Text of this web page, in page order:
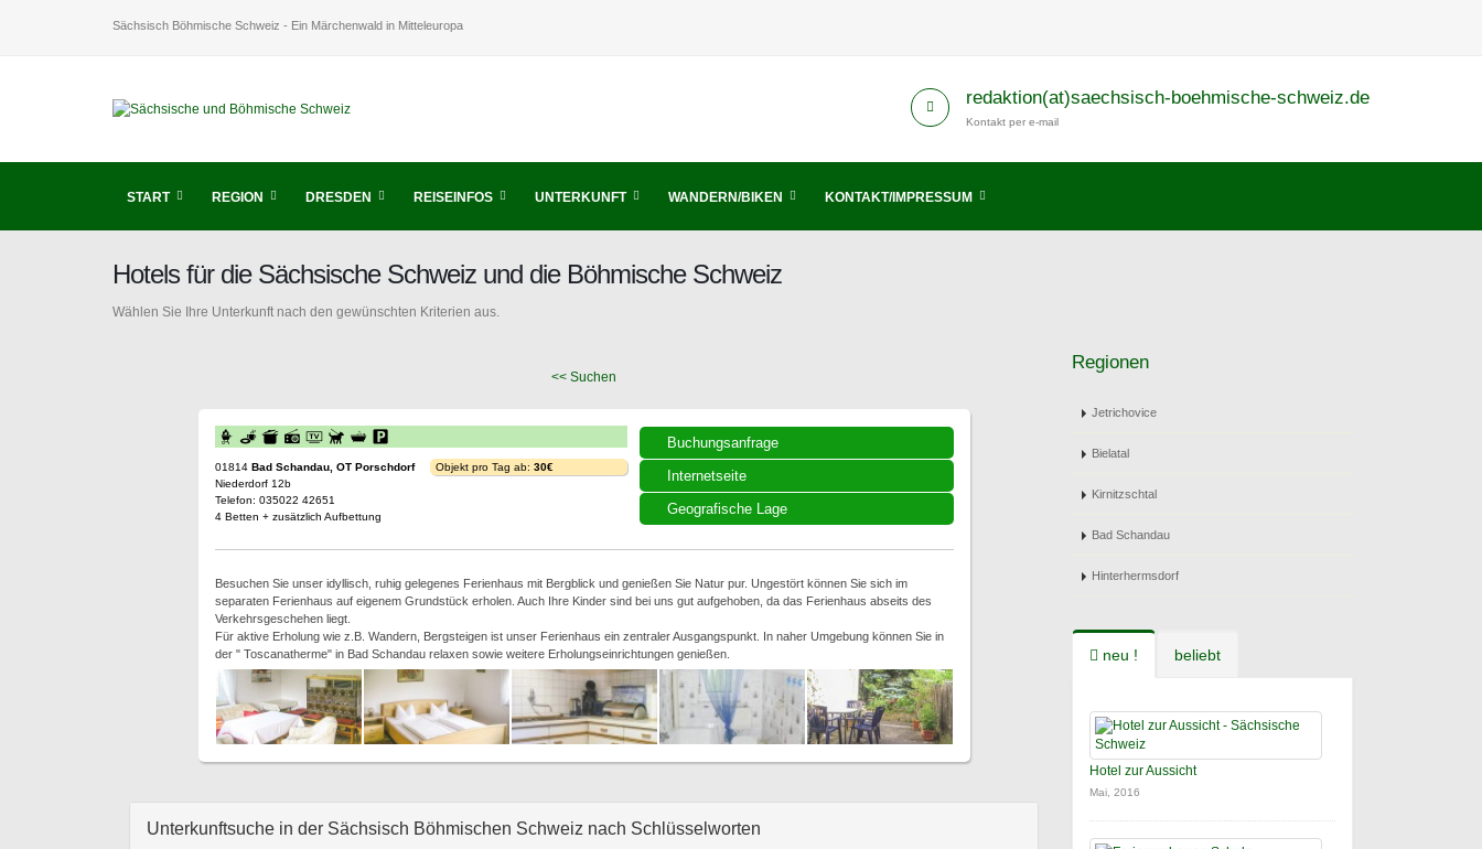
Sächsisch Böhmische Schweiz - Ein Märchenwald in Mitteleuropa
redaktion(at)saechsisch-boehmische-schweiz.de
Kontakt per e-mail
START REGION DRESDEN REISEINFOS UNTERKUNFT WANDERN/BIKEN KONTAKT/IMPRESSUM
Hotels für die Sächsische Schweiz und die Böhmische Schweiz
Wählen Sie Ihre Unterkunft nach den gewünschten Kriterien aus.
<< Suchen
Buchungsanfrage
Internetseite
Geografische Lage
01814 Bad Schandau, OT Porschdorf
Niederdorf 12b
Telefon: 035022 42651
4 Betten + zusätzlich Aufbettung
Objekt pro Tag ab: 30€
Besuchen Sie unser idyllisch, ruhig gelegenes Ferienhaus mit Bergblick und genießen Sie Natur pur. Ungestört können Sie sich im
separaten Ferienhaus auf eigenem Grundstück erholen. Auch Ihre Kinder sind bei uns gut aufgehoben, da das Ferienhaus abseits des
Verkehrsgeschehen liegt.
Für aktive Erholung wie z.B. Wandern, Bergsteigen ist unser Ferienhaus ein zentraler Ausgangspunkt. In naher Umgebung können Sie in
der " Toscanatherme" in Bad Schandau relaxen sowie weitere Erholungseinrichtungen genießen.
Unterkunftsuche in der Sächsisch Böhmischen Schweiz nach Schlüsselworten
Regionen
Jetrichovice
Bielatal
Kirnitzschtal
Bad Schandau
Hinterhermsdorf
neu ! beliebt
Hotel zur Aussicht
Mai, 2016